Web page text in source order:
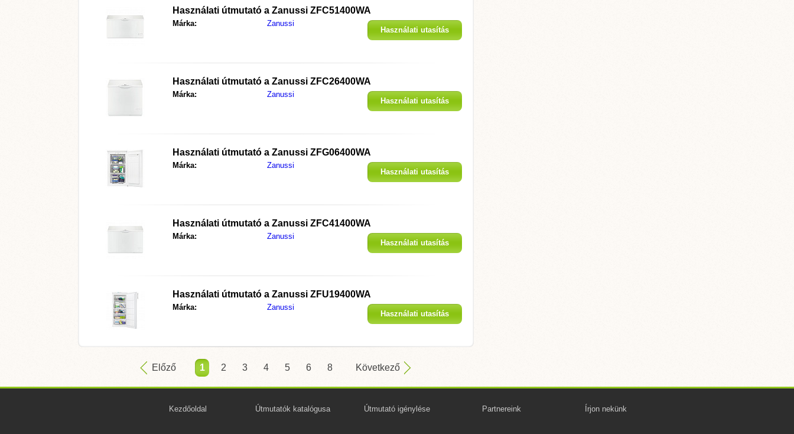
Használati útmutató a Zanussi ZFC51400WA
Márka: Zanussi
Használati utasítás
Használati útmutató a Zanussi ZFC26400WA
Márka: Zanussi
Használati utasítás
Használati útmutató a Zanussi ZFG06400WA
Márka: Zanussi
Használati utasítás
Használati útmutató a Zanussi ZFC41400WA
Márka: Zanussi
Használati utasítás
Használati útmutató a Zanussi ZFU19400WA
Márka: Zanussi
Használati utasítás
Előző 1 2 3 4 5 6 8 Következő
Kezdőoldal Útmutatók katalógusa Útmutató igénylése Partnereink Írjon nekünk